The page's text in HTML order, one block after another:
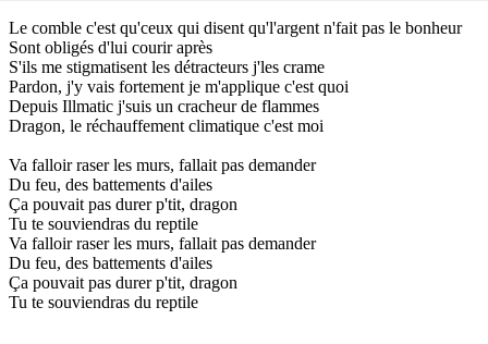
Le comble c'est qu'ceux qui disent qu'l'argent n'fait pas le bonheur
Sont obligés d'lui courir après
S'ils me stigmatisent les détracteurs j'les crame
Pardon, j'y vais fortement je m'applique c'est quoi
Depuis Illmatic j'suis un cracheur de flammes
Dragon, le réchauffement climatique c'est moi
Va falloir raser les murs, fallait pas demander
Du feu, des battements d'ailes
Ça pouvait pas durer p'tit, dragon
Tu te souviendras du reptile
Va falloir raser les murs, fallait pas demander
Du feu, des battements d'ailes
Ça pouvait pas durer p'tit, dragon
Tu te souviendras du reptile